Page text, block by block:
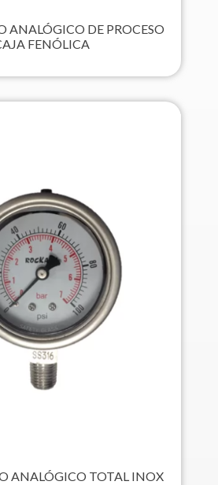
ANALÓGICO DE PROCESO
FENÓLICA
ANALÓGICO TOTAL INOX